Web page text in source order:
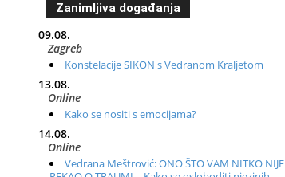
Zanimljiva događanja
09.08.
Zagreb
Konstelacije SIKON s Vedranom Kraljetom
13.08.
Online
Kako se nositi s emocijama?
14.08.
Online
Vedrana Meštrović: ONO ŠTO VAM NITKO NIJE